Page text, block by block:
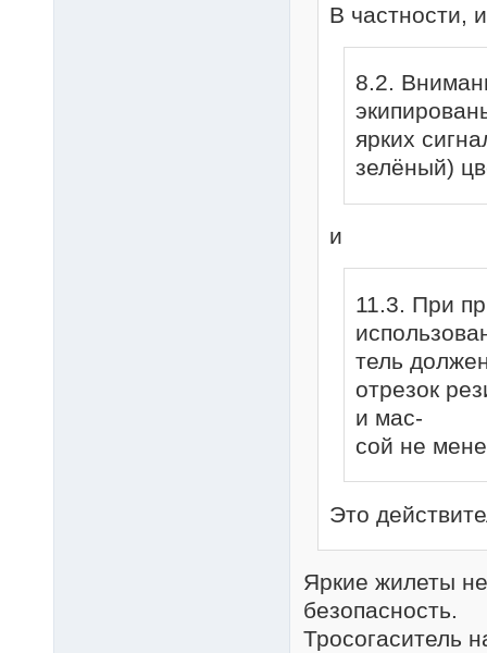
В частности,
8.2.
ярких
зелёный)
и
11.3. При
тель
отрезок
и мас-
сой не
Это
Яркие жилеты
безопасность.
Тросогаситель